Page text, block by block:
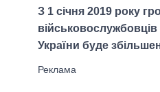
З 1 січня 2019 року
України буде